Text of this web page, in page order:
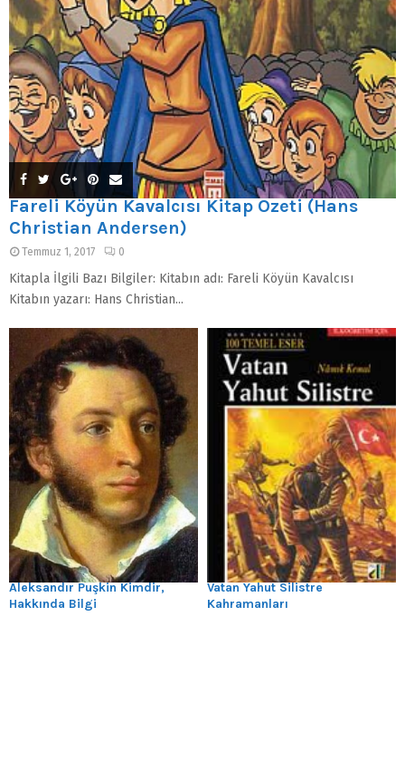
Fareli Köyün Kavalcısı Kitap Özeti (Hans
Christian Andersen)
Temmuz 1, 2017 0
Kitapla İlgili Bazı Bilgiler: Kitabın adı: Fareli Köyün Kavalcısı
Kitabın yazarı: Hans Christian...
Aleksandır Puşkin Kimdir,
Hakkında Bilgi
Vatan Yahut Silistre
Kahramanları